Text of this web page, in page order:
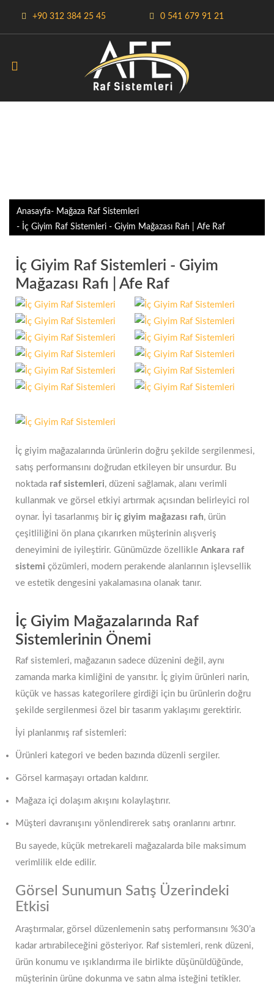
+90 312 384 25 45 0 541 679 91 21
Anasayfa- Mağaza Raf Sistemleri
- İç Giyim Raf Sistemleri - Giyim Mağazası Rafı | Afe Raf
İç Giyim Raf Sistemleri - Giyim
Mağazası Rafı | Afe Raf
İç giyim mağazalarında ürünlerin doğru şekilde sergilenmesi,
satış performansını doğrudan etkileyen bir unsurdur. Bu
noktada raf sistemleri, düzeni sağlamak, alanı verimli
kullanmak ve görsel etkiyi artırmak açısından belirleyici rol
oynar. İyi tasarlanmış bir iç giyim mağazası rafı, ürün
çeşitliliğini ön plana çıkarırken müşterinin alışveriş
deneyimini de iyileştirir. Günümüzde özellikle Ankara raf
sistemi çözümleri, modern perakende alanlarının işlevsellik
ve estetik dengesini yakalamasına olanak tanır.
İç Giyim Mağazalarında Raf
Sistemlerinin Önemi
Raf sistemleri, mağazanın sadece düzenini değil, aynı
zamanda marka kimliğini de yansıtır. İç giyim ürünleri narin,
küçük ve hassas kategorilere girdiği için bu ürünlerin doğru
şekilde sergilenmesi özel bir tasarım yaklaşımı gerektirir.
İyi planlanmış raf sistemleri:
Ürünleri kategori ve beden bazında düzenli sergiler.
Görsel karmaşayı ortadan kaldırır.
Mağaza içi dolaşım akışını kolaylaştırır.
Müşteri davranışını yönlendirerek satış oranlarını artırır.
Bu sayede, küçük metrekareli mağazalarda bile maksimum
verimlilik elde edilir.
Görsel Sunumun Satış Üzerindeki
Etkisi
Araştırmalar, görsel düzenlemenin satış performansını %30’a
kadar artırabileceğini gösteriyor. Raf sistemleri, renk düzeni,
ürün konumu ve ışıklandırma ile birlikte düşünüldüğünde,
müşterinin ürüne dokunma ve satın alma isteğini tetikler.